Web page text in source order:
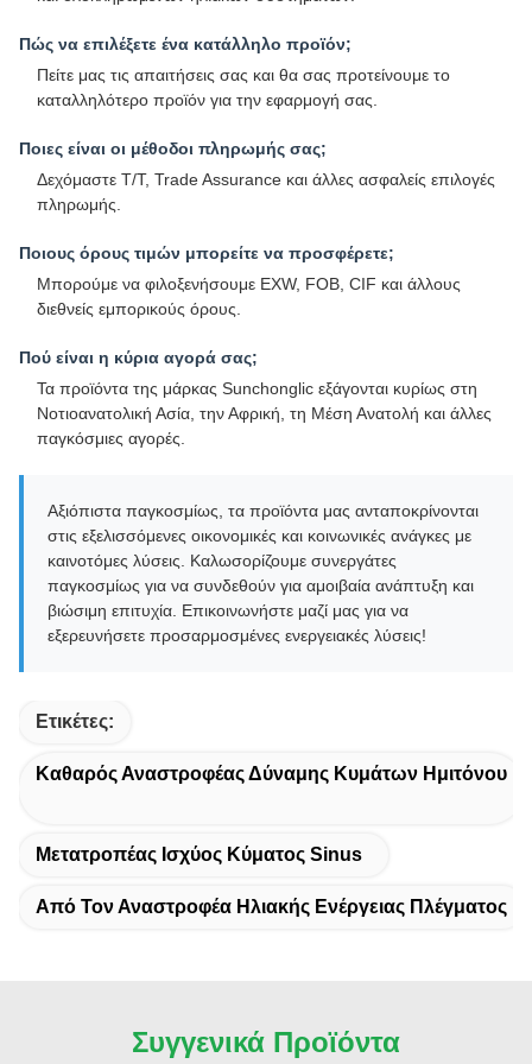
Πώς να επιλέξετε ένα κατάλληλο προϊόν;
Πείτε μας τις απαιτήσεις σας και θα σας προτείνουμε το
καταλληλότερο προϊόν για την εφαρμογή σας.
Ποιες είναι οι μέθοδοι πληρωμής σας;
Δεχόμαστε T/T, Trade Assurance και άλλες ασφαλείς επιλογές
πληρωμής.
Ποιους όρους τιμών μπορείτε να προσφέρετε;
Μπορούμε να φιλοξενήσουμε EXW, FOB, CIF και άλλους
διεθνείς εμπορικούς όρους.
Πού είναι η κύρια αγορά σας;
Τα προϊόντα της μάρκας Sunchonglic εξάγονται κυρίως στη
Νοτιοανατολική Ασία, την Αφρική, τη Μέση Ανατολή και άλλες
παγκόσμιες αγορές.
Αξιόπιστα παγκοσμίως, τα προϊόντα μας ανταποκρίνονται
στις εξελισσόμενες οικονομικές και κοινωνικές ανάγκες με
καινοτόμες λύσεις. Καλωσορίζουμε συνεργάτες
παγκοσμίως για να συνδεθούν για αμοιβαία ανάπτυξη και
βιώσιμη επιτυχία. Επικοινωνήστε μαζί μας για να
εξερευνήσετε προσαρμοσμένες ενεργειακές λύσεις!
Ετικέτες:
Καθαρός Αναστροφέας Δύναμης Κυμάτων Ημιτόνου
Μετατροπέας Ισχύος Κύματος Sinus
Από Τον Αναστροφέα Ηλιακής Ενέργειας Πλέγματος
Συγγενικά Προϊόντα